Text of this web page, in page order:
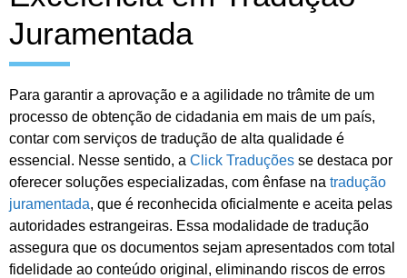
Juramentada
Para garantir a aprovação e a agilidade no trâmite de um
processo de obtenção de cidadania em mais de um país,
contar com serviços de tradução de alta qualidade é
essencial. Nesse sentido, a Click Traduções se destaca por
oferecer soluções especializadas, com ênfase na tradução
juramentada, que é reconhecida oficialmente e aceita pelas
autoridades estrangeiras. Essa modalidade de tradução
assegura que os documentos sejam apresentados com total
fidelidade ao conteúdo original, eliminando riscos de erros